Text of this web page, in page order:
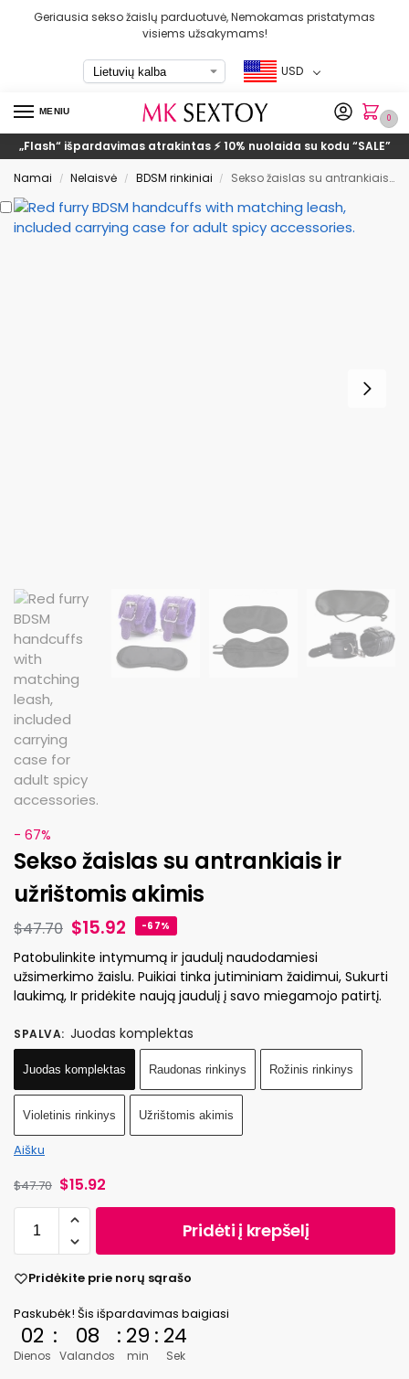
Geriausia sekso žaislų parduotuvė, Nemokamas pristatymas
visiems užsakymams!
USD
MENIU
0
„Flash“ išpardavimas atrakintas ⚡ 10% nuolaida su kodu “SALE”
Namai / Nelaisvė / BDSM rinkiniai / Sekso žaislas su antrankiais ir užrištomis akimis
- 67%
Sekso žaislas su antrankiais ir
užrištomis akimis
$47.70 $15.92 -67%
Patobulinkite intymumą ir jaudulį naudodamiesi
užsimerkimo žaislu. Puikiai tinka jutiminiam žaidimui, Sukurti
laukimą, Ir pridėkite naują jaudulį į savo miegamojo patirtį.
SPALVA: Juodas komplektas
Juodas komplektas Raudonas rinkinys Rožinis rinkinys
Violetinis rinkinys Užrištomis akimis
Aišku
$47.70 $15.92
Pridėti į krepšelį
Pridėkite prie norų sąrašo
Paskubėk! Šis išpardavimas baigiasi
02
Dienos
: 08
Valandos
: 29
min
: 24
Sek